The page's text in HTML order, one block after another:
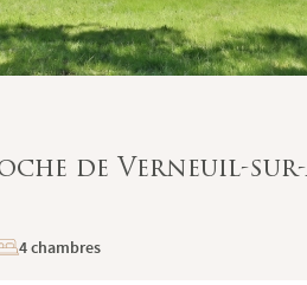
de Verneuil-
4 chambres